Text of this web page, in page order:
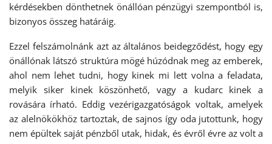
kérdésekben dönthetnek önállóan pénzügyi szempontból is,
bizonyos összeg határáig.
Ezzel felszámolnánk azt az általános beidegződést, hogy egy
önállónak látszó struktúra mögé húzódnak meg az emberek,
ahol nem lehet tudni, hogy kinek mi lett volna a feladata,
melyik siker kinek köszönhető, vagy a kudarc kinek a
rovására írható. Eddig vezérigazgatóságok voltak, amelyek
az alelnökökhöz tartoztak, de sajnos így oda jutottunk, hogy
nem épültek saját pénzből utak, hidak, és évről évre az volt a